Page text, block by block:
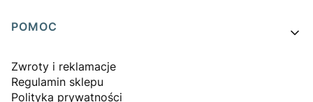
Linki w stopce
POMOC
Zwroty i reklamacje
Regulamin sklepu
Polityka prywatności